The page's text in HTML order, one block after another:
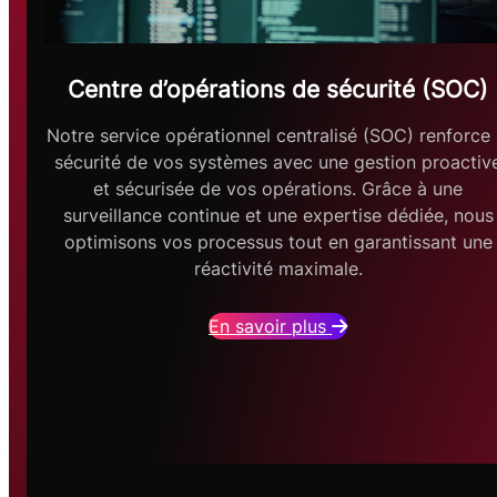
Centre d’opérations de sécurité (SOC)
Notre service opérationnel centralisé (SOC) renforce
sécurité de vos systèmes avec une gestion
et sécurisée de vos opérations. Grâce à une
surveillance continue et une expertise dédiée, nous
optimisons vos processus tout en garantissant une
réactivité maximale.
En savoir plus